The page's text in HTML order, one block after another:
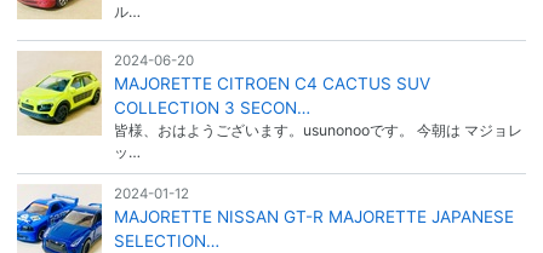
ル…
2024-06-20
MAJORETTE CITROEN C4 CACTUS SUV
COLLECTION 3 SECON…
皆様、おはようございます。usunonooです。 今朝は マジョレ
ッ…
2024-01-12
MAJORETTE NISSAN GT-R MAJORETTE JAPANESE
SELECTION…